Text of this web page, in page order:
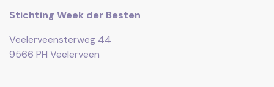
Stichting Week der Besten
Veelerveensterweg 44
9566 PH Veelerveen